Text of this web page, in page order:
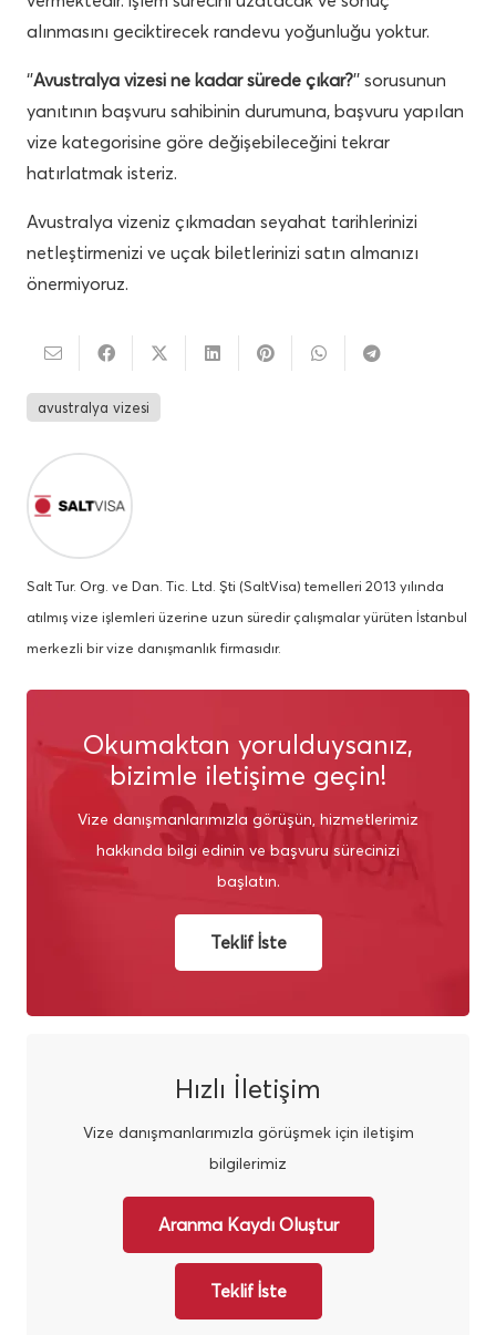
alınmasını geciktirecek randevu yoğunluğu yoktur.
‘’Avustralya vizesi ne kadar sürede çıkar?’’ sorusunun
yanıtının başvuru sahibinin durumuna, başvuru yapılan
vize kategorisine göre değişebileceğini tekrar
hatırlatmak isteriz.
Avustralya vizeniz çıkmadan seyahat tarihlerinizi
netleştirmenizi ve uçak biletlerinizi satın almanızı
önermiyoruz.
avustralya vizesi
Salt Tur. Org. ve Dan. Tic. Ltd. Şti (SaltVisa) temelleri 2013 yılında
atılmış vize işlemleri üzerine uzun süredir çalışmalar yürüten İstanbul
merkezli bir vize danışmanlık firmasıdır.
Okumaktan yorulduysanız,
bizimle iletişime geçin!
Vize danışmanlarımızla görüşün, hizmetlerimiz
hakkında bilgi edinin ve başvuru sürecinizi
başlatın.
Teklif İste
Hızlı İletişim
Vize danışmanlarımızla görüşmek için iletişim
bilgilerimiz
Aranma Kaydı Oluştur
Teklif İste